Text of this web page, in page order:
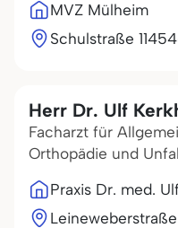
MVZ Mülheim
Schulstraße 11
Herr Dr. Ulf
Facharzt für
Orthopädie und
Praxis Dr. med.